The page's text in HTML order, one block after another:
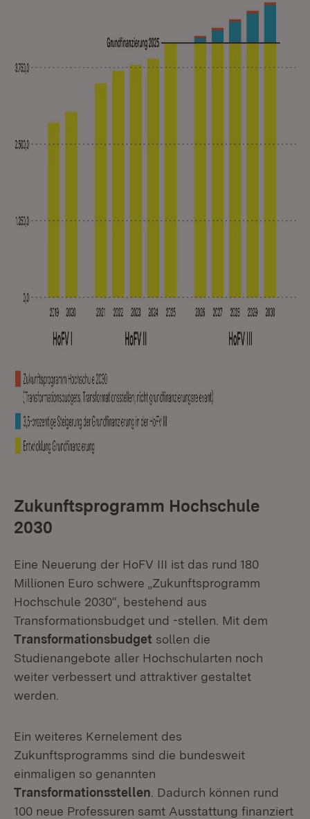
Zukunftsprogramm Hochschule
2030
Eine Neuerung der HoFV III ist das rund 180
Millionen Euro schwere „Zukunftsprogramm
Hochschule 2030“, bestehend aus
Transformationsbudget und -stellen. Mit dem
Transformationsbudget sollen die
Studienangebote aller Hochschularten noch
weiter verbessert und attraktiver gestaltet
werden.
Ein weiteres Kernelement des
Zukunftsprogramms sind die bundesweit
einmaligen so genannten
Transformationsstellen . Dadurch können rund
100 neue Professuren samt Ausstattung finanziert